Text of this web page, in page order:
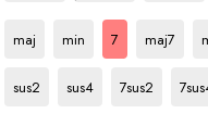
maj
min
7
maj7
sus2
sus4
アルペッジョ
A#
7sus2
アルペッジョ